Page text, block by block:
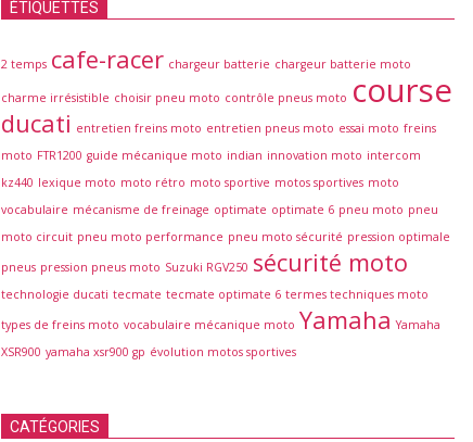
ÉTIQUETTES
2 temps cafe-racer chargeur batterie chargeur batterie moto
charme irrésistible choisir pneu moto contrôle pneus moto course
ducati entretien freins moto entretien pneus moto essai moto freins
moto FTR1200 guide mécanique moto indian innovation moto intercom
kz440 lexique moto moto rétro moto sportive motos sportives moto
vocabulaire mécanisme de freinage optimate optimate 6 pneu moto pneu
moto circuit pneu moto performance pneu moto sécurité pression optimale
pneus pression pneus moto Suzuki RGV250 sécurité moto
technologie ducati tecmate tecmate optimate 6 termes techniques moto
types de freins moto vocabulaire mécanique moto Yamaha Yamaha
XSR900 yamaha xsr900 gp évolution motos sportives
CATÉGORIES